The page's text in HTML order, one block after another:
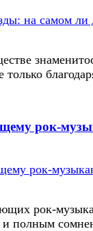
рок-
рок-
и полным